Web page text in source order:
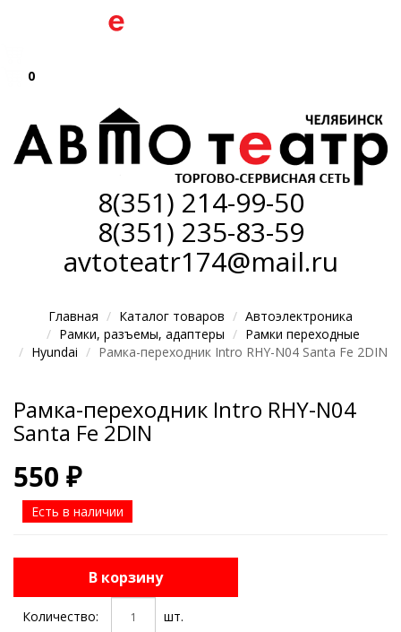
0
8(351) 214-99-50
8(351) 235-83-59
avtoteatr174@mail.ru
Главная Каталог товаров
Автоэлектроника
Рамки, разъемы, адаптеры
Рамки переходные
Hyundai
Рамка-переходник Intro RHY-N04 Santa Fe 2DIN
Рамка-переходник Intro RHY-N04
Santa Fe 2DIN
550 ₽
Есть в наличии
В корзину
Количество: шт.